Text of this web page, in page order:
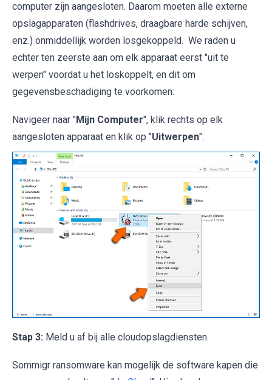
computer zijn aangesloten. Daarom moeten alle externe
opslagapparaten (flashdrives, draagbare harde schijven,
enz.) onmiddellijk worden losgekoppeld. We raden u
echter ten zeerste aan om elk apparaat eerst "uit te
werpen" voordat u het loskoppelt, en dit om
gegevensbeschadiging te voorkomen:
Navigeer naar "Mijn Computer", klik rechts op elk
aangesloten apparaat en klik op "Uitwerpen":
Stap 3: Meld u af bij alle cloudopslagdiensten.
Sommigr ransomware kan mogelijk de software kapen die